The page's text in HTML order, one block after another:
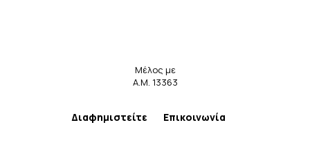
Μέλος με
Α.Μ. 13363
Διαφημιστείτε Επικοινωνία